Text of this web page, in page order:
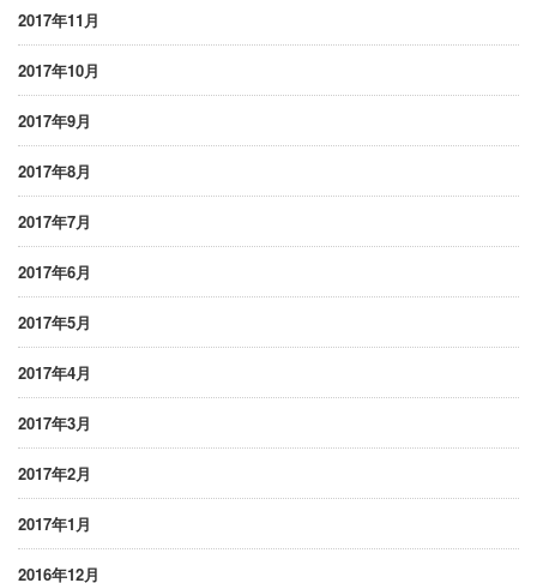
2017年11月
2017年10月
2017年9月
2017年8月
2017年7月
2017年6月
2017年5月
2017年4月
2017年3月
2017年2月
2017年1月
2016年12月